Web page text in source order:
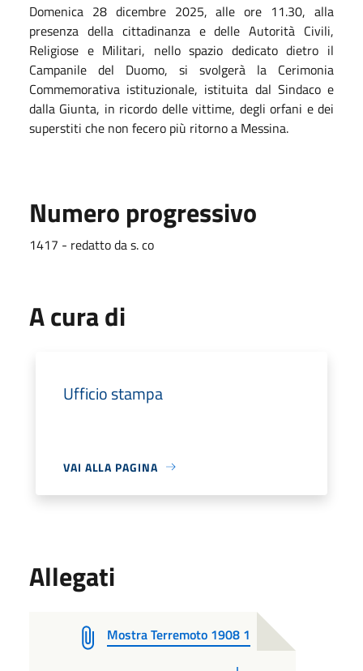
Domenica 28 dicembre 2025, alle ore 11.30, alla
presenza della cittadinanza e delle Autorità Civili,
Religiose e Militari, nello spazio dedicato dietro il
Campanile del Duomo, si svolgerà la Cerimonia
Commemorativa istituzionale, istituita dal Sindaco e
dalla Giunta, in ricordo delle vittime, degli orfani e dei
superstiti che non fecero più ritorno a Messina.
Numero progressivo
1417 - redatto da s. co
A cura di
Ufficio stampa
VAI ALLA PAGINA
Allegati
Mostra Terremoto 1908 1